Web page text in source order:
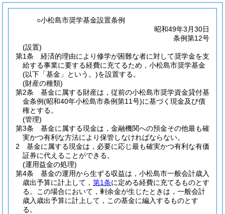
○小松島市奨学基金設置条例
昭和49年3月30日
条例第12号
(設置)
第1条
経済的理由により修学が困難な者に対して奨学金を支
給する事業に要する経費に充てるため，小松島市奨学基金
(以下「基金」という。)を設置する。
(財産の種類)
第2条
基金に属する財産は，従前の小松島市奨学資金貸付基
金条例(昭和40年小松島市条例第11号)に基づく現金及び債
権とする。
(管理)
第3条
基金に属する現金は，金融機関への預金その他最も確
実かつ有利な方法により保管しなければならない。
2
基金に属する現金は，必要に応じ最も確実かつ有利な有価
証券に代えることができる。
(運用益金の処理)
第4条
基金の運用から生ずる収益は，小松島市一般会計歳入
歳出予算に計上して， 第1条に定める経費に充てるものとす
る。
この場合において，剰余金が生じたときは，一般会計
歳入歳出予算に計上して，この基金に編入するものとす
る。